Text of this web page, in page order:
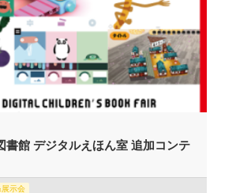
書館 デジタルえほん室 追加コンテ
示会